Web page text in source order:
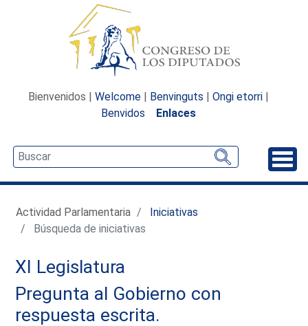
Bienvenidos | Welcome | Benvinguts | Ongi etorri |
Benvidos
Enlaces
Actividad Parlamentaria
Iniciativas
Búsqueda de iniciativas
XI Legislatura
Pregunta al Gobierno con
respuesta escrita.